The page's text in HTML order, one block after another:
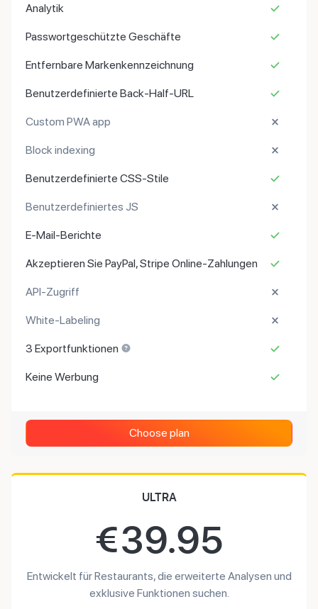
Analytik
Passwortgeschützte Geschäfte
Entfernbare Markenkennzeichnung
Benutzerdefinierte Back-Half-URL
Custom PWA app
Block indexing
Benutzerdefinierte CSS-Stile
Benutzerdefiniertes JS
E-Mail-Berichte
Akzeptieren Sie PayPal, Stripe Online-Zahlungen
API-Zugriff
White-Labeling
3 Exportfunktionen
Keine Werbung
Choose plan
ULTRA
€39.95
Entwickelt für Restaurants, die erweiterte Analysen und
exklusive Funktionen suchen.